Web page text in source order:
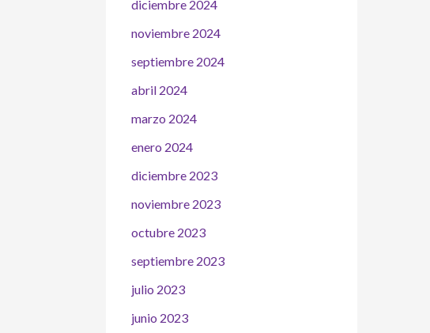
diciembre 2024
noviembre 2024
septiembre 2024
abril 2024
marzo 2024
enero 2024
diciembre 2023
noviembre 2023
octubre 2023
septiembre 2023
julio 2023
junio 2023